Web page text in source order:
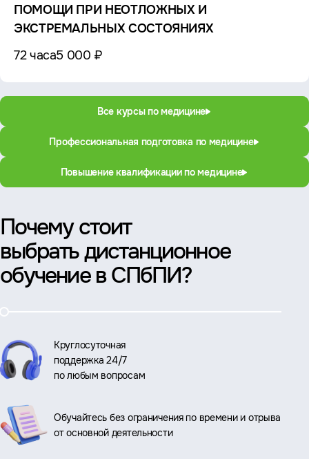
ПОМОЩИ ПРИ НЕОТЛОЖНЫХ И
ЭКСТРЕМАЛЬНЫХ СОСТОЯНИЯХ
72 часа5 000 ₽
Все курсы по медицине
Профессиональная подготовка по медицине
Повышение квалификации по медицине
Почему стоит
выбрать дистанционное
обучение в СПбПИ?
Круглосуточная
поддержка 24/7
по любым вопросам
Обучайтесь без ограничения по времени и отрыва
от основной деятельности